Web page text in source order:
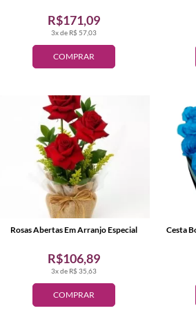
COMPRAR
3x de R$ 57,03
R$171,09
COMPRAR
3x de R$ 35,63
R$106,89
Rosas Abertas Em Arranjo Especial
Cesta